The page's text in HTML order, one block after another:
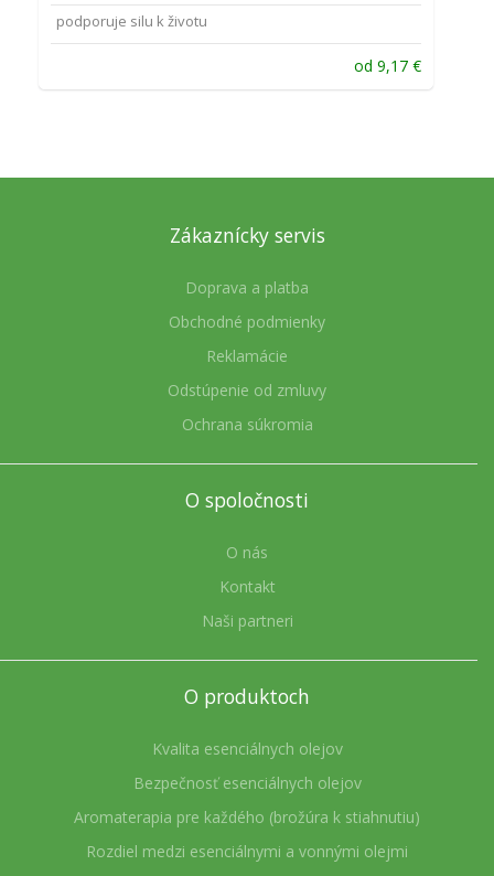
podporuje silu k životu
od 9,17 €
Zákaznícky servis
Doprava a platba
Obchodné podmienky
Reklamácie
Odstúpenie od zmluvy
Ochrana súkromia
O spoločnosti
O nás
Kontakt
Naši partneri
O produktoch
Kvalita esenciálnych olejov
Bezpečnosť esenciálnych olejov
Aromaterapia pre každého (brožúra k stiahnutiu)
Rozdiel medzi esenciálnymi a vonnými olejmi